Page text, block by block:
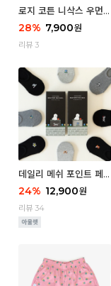
로지 코튼 니삭스 우먼 1
P
28% 7,900원
리뷰 3
데일리 메쉬 포인트 페이
크 삭스 우먼 4P
24% 12,900원
리뷰 34